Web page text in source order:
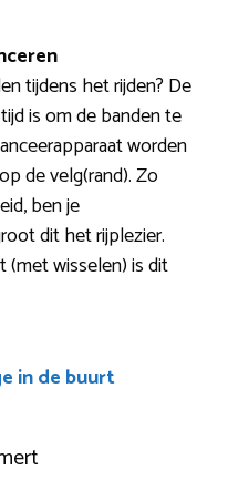
tijdens het rijden? De
is om de banden te
worden
de velg(rand). Zo
ben je
dit het rijplezier.
(met wisselen) is dit
in de buurt